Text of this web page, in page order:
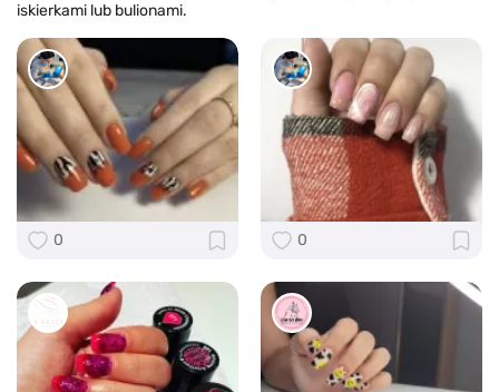
iskierkami lub bulionami.
0 0